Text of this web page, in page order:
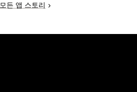
모든 앱 스토리